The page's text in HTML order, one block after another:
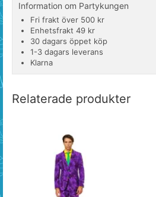
Information om Partykungen
Fri frakt över 500 kr
Enhetsfrakt 49 kr
30 dagars öppet köp
1-3 dagars leverans
Klarna
Relaterade produkter